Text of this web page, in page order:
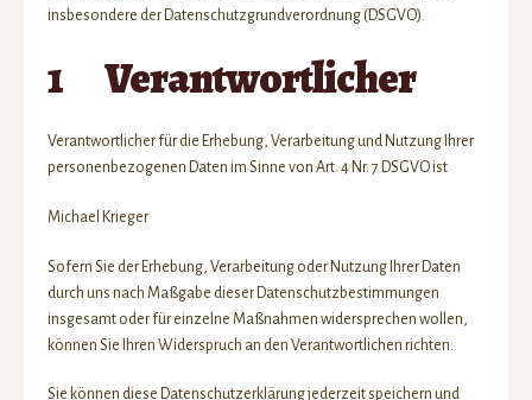
insbesondere der Datenschutzgrundverordnung (DSGVO).
1 Verantwortlicher
Verantwortlicher für die Erhebung, Verarbeitung und Nutzung Ihrer
personenbezogenen Daten im Sinne von Art. 4 Nr. 7 DSGVO ist
Michael Krieger
Sofern Sie der Erhebung, Verarbeitung oder Nutzung Ihrer Daten
durch uns nach Maßgabe dieser Datenschutzbestimmungen
insgesamt oder für einzelne Maßnahmen widersprechen wollen,
können Sie Ihren Widerspruch an den Verantwortlichen richten.
Sie können diese Datenschutzerklärung jederzeit speichern und